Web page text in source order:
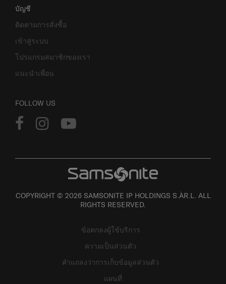
บัญชี
ติดตามการสั่งซื้อ
เข้าสู่ระบบ
โปรแกรมสมาชิกของเรา
แนะนำเพื่อน
FOLLOW US
COPYRIGHT © 2026 SAMSONITE IP HOLDINGS S.ÀR.L. ALL
RIGHTS RESERVED.
ข้อตกลงผู้ใช้บริการ
ความเป็นส่วนตัว
คำแถลงว่าการเก็บข้อมูลส่วนตัว
แผนที่